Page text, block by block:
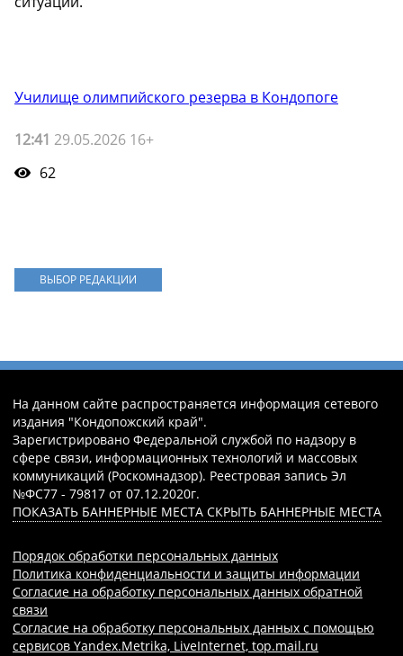
Училище олимпийского резерва в Кондопоге
12:41 29.05.2026 16+
62
ВЫБОР РЕДАКЦИИ
На данном сайте распространяется информация сетевого
издания "Кондопожский край".
Зарегистрировано Федеральной службой по надзору в
сфере связи, информационных технологий и массовых
коммуникаций (Роскомнадзор). Реестровая запись Эл
№ФС77 - 79817 от 07.12.2020г.
ПОКАЗАТЬ БАННЕРНЫЕ МЕСТА СКРЫТЬ БАННЕРНЫЕ МЕСТА
Порядок обработки персональных данных
Политика конфиденциальности и защиты информации
Согласие на обработку персональных данных обратной
связи
Согласие на обработку персональных данных с помощью
сервисов Yandex.Metrika, LiveInternet, top.mail.ru